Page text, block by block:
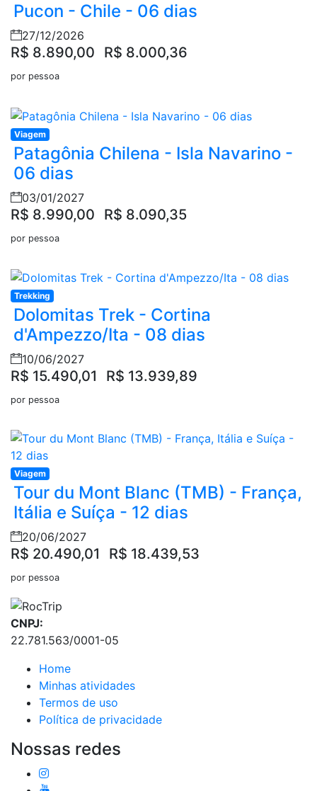
Pucon - Chile - 06 dias
27/12/2026
R$ 8.890,00 R$ 8.000,36
por pessoa
Viagem
Patagônia Chilena - Isla Navarino -
06 dias
03/01/2027
R$ 8.990,00 R$ 8.090,35
por pessoa
Trekking
Dolomitas Trek - Cortina
d'Ampezzo/Ita - 08 dias
10/06/2027
R$ 15.490,01 R$ 13.939,89
por pessoa
Viagem
Tour du Mont Blanc (TMB) - França,
Itália e Suíça - 12 dias
20/06/2027
R$ 20.490,01 R$ 18.439,53
por pessoa
CNPJ:
22.781.563/0001-05
Home
Minhas atividades
Termos de uso
Política de privacidade
Nossas redes